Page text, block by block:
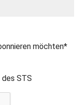
möchten*
des STS